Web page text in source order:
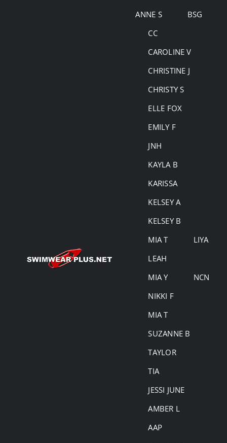
ANNE S
BSG
CC
CAROLINE V
CHRISTINE J
CHRISTY S
ELLE FOX
EMILY F
JNH
KAYLA B
KARISSA
KELSEY A
KELSEY B
MIA T
LIYA
LEAH
MIA Y
NCN
NIKKI F
MIA T
SUZANNE B
TAYLOR
TIA
JESSI JUNE
AMBER L
AAP